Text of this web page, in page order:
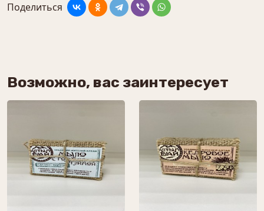
Поделиться
Возможно, вас заинтересует